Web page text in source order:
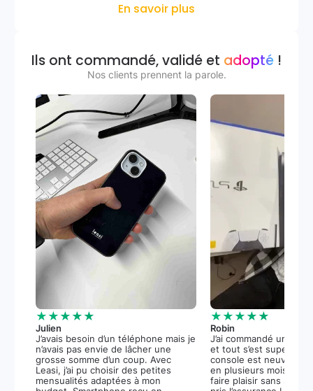
En savoir plus
Ils ont commandé, validé et adopté !
Nos clients prennent la parole.
★★★★★
Julien
J’avais besoin d’un téléphone mais je
n’avais pas envie de lâcher une
grosse somme d’un coup. Avec
Leasi, j’ai pu choisir des petites
mensualités adaptées à mon
★★★★★
Robin
J’ai commandé une
et tout s’est super
console est neuve, et
en plusieurs mois m’a
faire plaisir sans stress.